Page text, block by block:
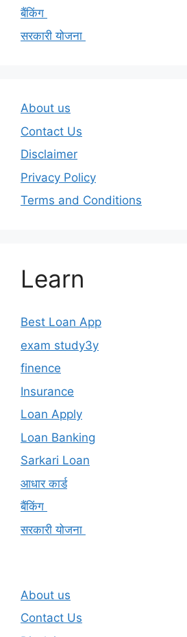
बैंकिंग
सरकारी योजना
About us
Contact Us
Disclaimer
Privacy Policy
Terms and Conditions
Learn
Best Loan App
exam study3y
finence
Insurance
Loan Apply
Loan Banking
Sarkari Loan
आधार कार्ड
बैंकिंग
सरकारी योजना
About us
Contact Us